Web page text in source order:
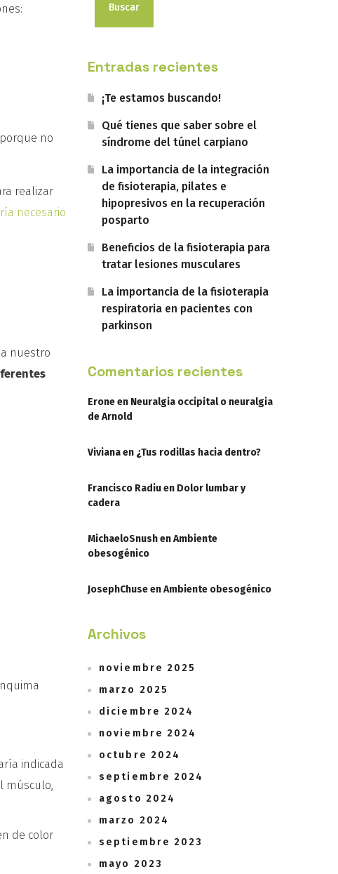
no
realizar
necesario
nuestro
indicada
músculo,
de color
Buscar
Entradas recientes
¡Te estamos buscando!
Qué tienes que saber sobre el
síndrome del túnel carpiano
La importancia de la integración
de fisioterapia, pilates e
hipopresivos en la recuperación
posparto
Beneficios de la fisioterapia para
tratar lesiones musculares
La importancia de la fisioterapia
respiratoria en pacientes con
parkinson
Comentarios recientes
Eroneen Neuralgia occipital o neuralgia
de Arnold
Vivianaen ¿Tus rodillas hacia dentro?
Francisco Radiuen Dolor lumbar y
cadera
MichaeloSnushenAmbiente
obesogénico
JosephChuseenAmbiente obesogénico
Archivos
noviembre 2025
marzo 2025
diciembre 2024
noviembre 2024
octubre 2024
septiembre 2024
agosto 2024
marzo 2024
septiembre 2023
mayo 2023